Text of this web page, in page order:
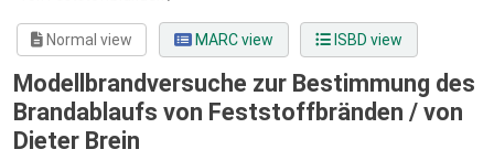
Normal view MARC view ISBD view
Modellbrandversuche zur Bestimmung des
Brandablaufs von Feststoffbränden / von
Dieter Brein